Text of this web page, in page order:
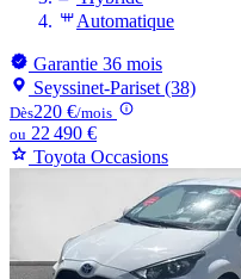
Automatique
Garantie 36 mois
Seyssinet-Pariset (38)
Dès220 €/mois
ou 22 490 €
Toyota Occasions